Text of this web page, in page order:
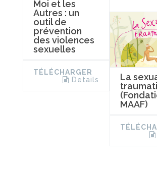
Moi et les
Autres : un
outil de
prévention
des violences
sexuelles
TÉLÉCHARGER
Details
La
MAAF)